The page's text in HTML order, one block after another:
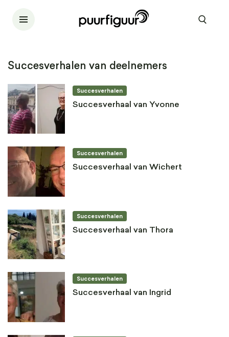
Succesverhalen van deelnemers
Succesverhalen
Succesverhaal van Yvonne
Succesverhalen
Succesverhaal van Wichert
Succesverhalen
Succesverhaal van Thora
Succesverhalen
Succesverhaal van Ingrid